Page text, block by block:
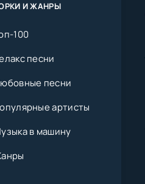
И ЖАНРЫ
100
песни
песни
артисты
в машину